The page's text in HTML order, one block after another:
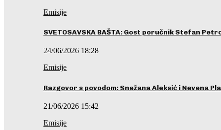
Emisije
SVETOSAVSKA BAŠTA: Gost poručnik Stefan
24/06/2026 18:28
Emisije
Razgovor s povodom: Snežana Aleksić i Nevena
21/06/2026 15:42
Emisije